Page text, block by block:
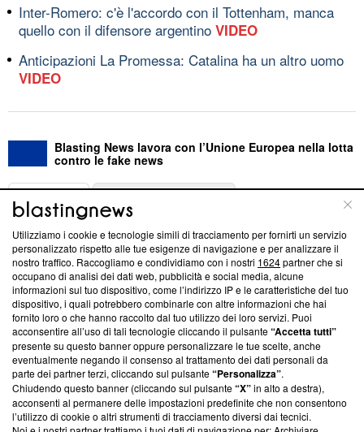
Inter-Romero: c'è l'accordo con il Tottenham, manca
quello con il difensore argentino VIDEO
Anticipazioni La Promessa: Catalina ha un altro uomo
VIDEO
Blasting News lavora con l’Unione Europea nella lotta
contro le fake news
ABOUT
Questa sezione offre informazioni trasparenti su Blasting
News, sui nostri processi editoriali e su come ci impegniamo a
creare news di qualità. Inoltre, afferma la nostra aderenza a
‘Trust Project - News with Integrity’Blasting News non è
ancora membro del programma, ma ha richiesto di farne
parte; Trust Project non ha ancora effettuato una verifica di
conformità agli standard.
Su di noi
Team editoriale
Utilizziamo i cookie e tecnologie simili di tracciamento per fornirti un servizio
personalizzato rispetto alle tue esigenze di navigazione e per analizzare il
nostro traffico. Raccogliamo e condividiamo con i nostri 1624partner che si
occupano di analisi dei dati web, pubblicità e social media, alcune
informazioni sul tuo dispositivo, come l’indirizzo IP e le caratteristiche del tuo
dispositivo, i quali potrebbero combinarle con altre informazioni che hai
fornito loro o che hanno raccolto dal tuo utilizzo dei loro servizi. Puoi
acconsentire all’uso di tali tecnologie cliccando il pulsante“Accetta tutti”
presente su questo banner oppure personalizzare le tue scelte, anche
eventualmente negando il consenso al trattamento dei dati personali da
parte dei partner terzi, cliccando sul pulsante“Personalizza”.
Chiudendo questo banner (cliccando sul pulsante“X”in alto a destra),
acconsenti al permanere delle impostazioni predefinite che non consentono
l’utilizzo di cookie o altri strumenti di tracciamento diversi dai tecnici.